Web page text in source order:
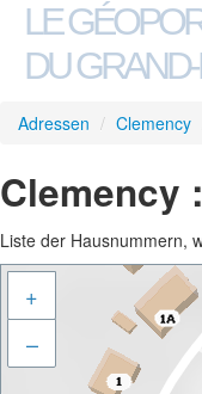
LE
DU
Adressen / Clemency
Clemency
Liste der Hausnummern,
+
–